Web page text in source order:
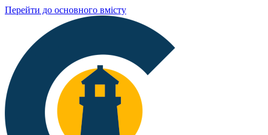
Перейти до основного вмісту